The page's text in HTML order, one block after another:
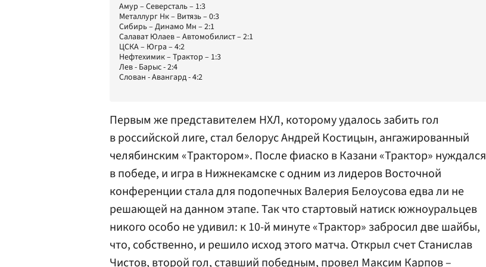
Амур – Северсталь – 1:3
Металлург Нк – Витязь – 0:3
Сибирь – Динамо Мн – 2:1
Салават Юлаев – Автомобилист – 2:1
ЦСКА – Югра – 4:2
Нефтехимик – Трактор – 1:3
Лев - Барыс - 2:4
Слован - Авангард - 4:2
Первым же представителем НХЛ, которому удалось забить гол
в российской лиге, стал белорусАндрей Костицын, ангажированный
челябинским «Трактором». После фиаско в Казани «Трактор» нуждался
в победе, и игра в Нижнекамске с одним из лидеров Восточной
конференции стала для подопечныхВалерия Белоусова едва ли не
решающей на данном этапе. Так что стартовый натиск южноуральцев
никого особо не удивил: к 10-й минуте «Трактор» забросил две шайбы,
что, собственно, и решило исход этого матча. Открыл счетСтанислав
Чистов, второй гол, ставший победным, провел Максим Карпов–